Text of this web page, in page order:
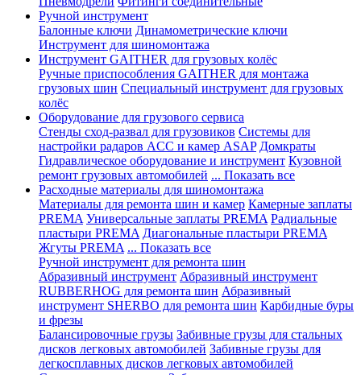
Ручной инструмент
Балонные ключи Динамометрические ключи
Инструмент для шиномонтажа
Инструмент GAITHER для грузовых колёс
Ручные приспособления GAITHER для монтажа
грузовых шин Специальный инструмент для грузовых
колёс
Оборудование для грузового сервиса
Стенды сход-развал для грузовиков Системы для
настройки радаров ACC и камер ASAP Домкраты
Гидравлическое оборудование и инструмент Кузовной
ремонт грузовых автомобилей ... Показать все
Расходные материалы для шиномонтажа
Материалы для ремонта шин и камер Камерные заплаты
PREMA Универсальные заплаты PREMA Радиальные
пластыри PREMA Диагональные пластыри PREMA
Жгуты PREMA ... Показать все
Ручной инструмент для ремонта шин
Абразивный инструмент Абразивный инструмент
RUBBERHOG для ремонта шин Абразивный
инструмент SHERBO для ремонта шин Карбидные буры
и фрезы
Балансировочные грузы Забивные грузы для стальных
дисков легковых автомобилей Забивные грузы для
легкосплавных дисков легковых автомобилей